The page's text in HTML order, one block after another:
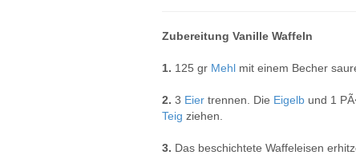
Zubereitung Vanille Waffeln
1. 125 gr Mehl mit einem Becher
2. 3 Eier trennen. Die Eigelb und 1
Teig ziehen.
3. Das beschichtete Waffeleisen